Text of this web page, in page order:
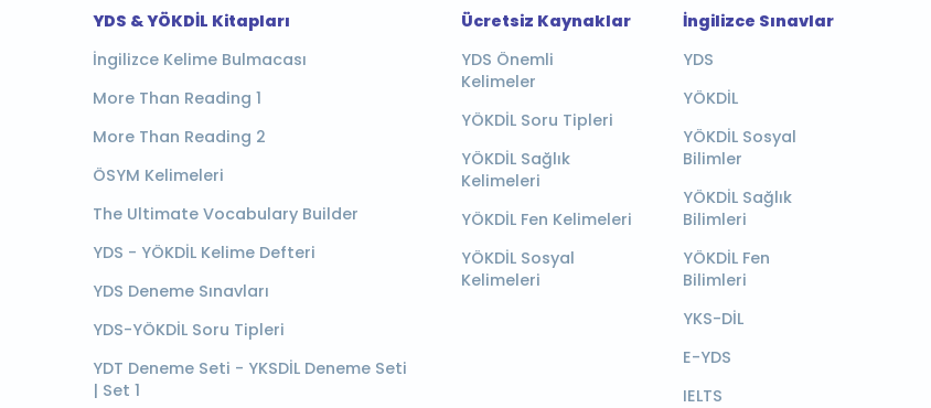
YDS & YÖKDİL Kitapları
İngilizce Kelime Bulmacası
More Than Reading 1
More Than Reading 2
ÖSYM Kelimeleri
The Ultimate Vocabulary Builder
YDS - YÖKDİL Kelime Defteri
YDS Deneme Sınavları
YDS-YÖKDİL Soru Tipleri
YDT Deneme Seti - YKSDİL Deneme Seti
| Set 1
Ücretsiz Kaynaklar
YDS Önemli
Kelimeler
YÖKDİL Soru Tipleri
YÖKDİL Sağlık
Kelimeleri
YÖKDİL Fen Kelimeleri
YÖKDİL Sosyal
Kelimeleri
İngilizce Sınavlar
YDS
YÖKDİL
YÖKDİL Sosyal
Bilimler
YÖKDİL Sağlık
Bilimleri
YÖKDİL Fen
Bilimleri
YKS-DİL
E-YDS
IELTS